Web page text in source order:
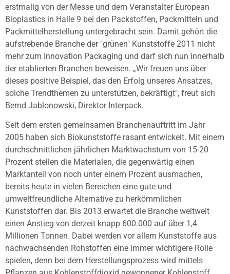
erstmalig von der Messe und dem Veranstalter European
Bioplastics in Halle 9 bei den Packstoffen, Packmitteln und
Packmittelherstellung untergebracht sein. Damit gehört die
aufstrebende Branche der "grünen" Kunststoffe 2011 nicht
mehr zum Innovation Packaging und darf sich nun innerhalb
der etablierten Branchen beweisen. „Wir freuen uns über
dieses positive Beispiel, das den Erfolg unseres Ansatzes,
solche Trendthemen zu unterstützen, bekräftigt", freut sich
Bernd Jablonowski, Direktor Interpack.
Seit dem ersten gemeinsamen Branchenauftritt im Jahr
2005 haben sich Biokunststoffe rasant entwickelt. Mit einem
durchschnittlichen jährlichen Marktwachstum von 15-20
Prozent stellen die Materialen, die gegenwärtig einen
Marktanteil von noch unter einem Prozent ausmachen,
bereits heute in vielen Bereichen eine gute und
umweltfreundliche Alternative zu herkömmlichen
Kunststoffen dar. Bis 2013 erwartet die Branche weltweit
einen Anstieg von derzeit knapp 600.000 auf über 1,4
Millionen Tonnen. Dabei werden vor allem Kunststoffe aus
nachwachsenden Rohstoffen eine immer wichtigere Rolle
spielen, denn bei dem Herstellungsprozess wird mittels